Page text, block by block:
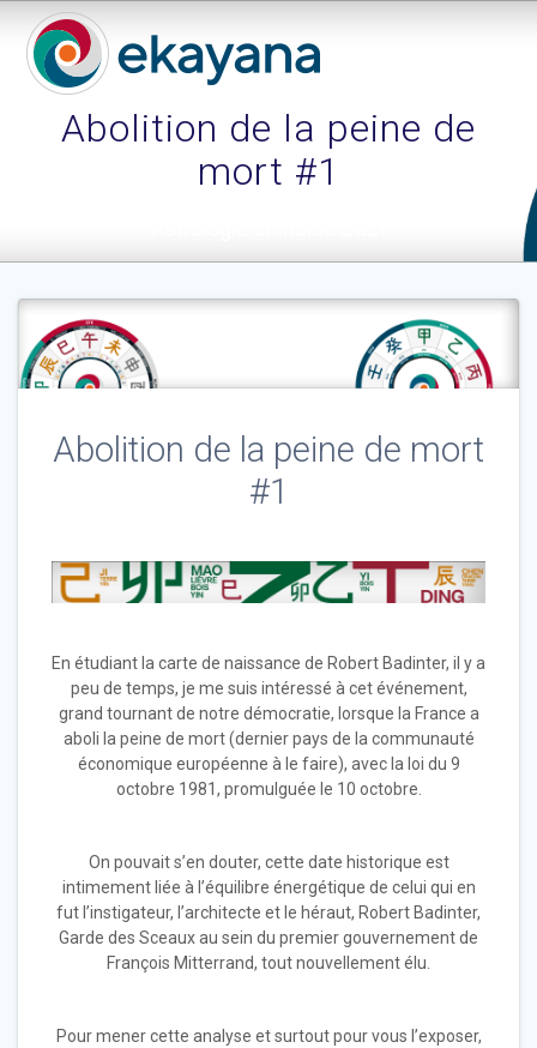
content
Abolition de la peine de
mort #1
Abolition de la peine de mort
#1
En étudiant la carte de naissance de Robert Badinter, il y a
peu de temps, je me suis intéressé à cet événement,
grand tournant de notre démocratie, lorsque la France a
aboli la peine de mort (dernier pays de la communauté
économique européenne à le faire), avec la loi du 9
octobre 1981, promulguée le 10 octobre.
On pouvait s’en douter, cette date historique est
intimement liée à l’équilibre énergétique de celui qui en
fut l’instigateur, l’architecte et le héraut, Robert Badinter,
Garde des Sceaux au sein du premier gouvernement de
François Mitterrand, tout nouvellement élu.
Pour mener cette analyse et surtout pour vous l’exposer,